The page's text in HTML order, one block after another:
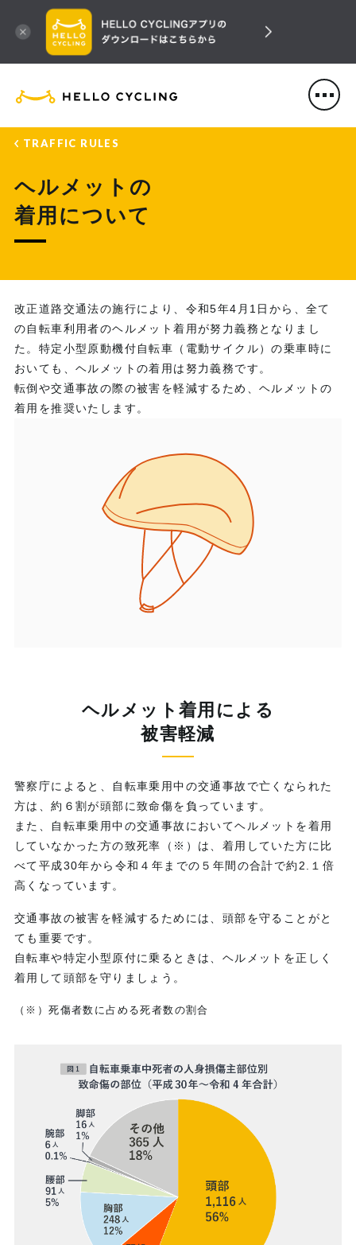
HELLO CYCLING（ハローサ
TRAFFIC RULES
ヘルメットの
着用について
改正道路交通法の施行により、令和5年4月1日から、全て
の自転車利用者のヘルメット着用が努力義務となりまし
た。特定小型原動機付自転車（電動サイクル）の乗車時に
おいても、ヘルメットの着用は努力義務です。
転倒や交通事故の際の被害を軽減するため、ヘルメットの
着用を推奨いたします。
ヘルメット着用による
被害軽減
警察庁によると、自転車乗用中の交通事故で亡くなられた
方は、約６割が頭部に致命傷を負っています。
また、自転車乗用中の交通事故においてヘルメットを着用
していなかった方の致死率（※）は、着用していた方に比
べて平成30年から令和４年までの５年間の合計で約2.１倍
高くなっています。
交通事故の被害を軽減するためには、頭部を守ることがと
ても重要です。
自転車や特定小型原付に乗るときは、ヘルメットを正しく
着用して頭部を守りましょう。
（※）死傷者数に占める死者数の割合